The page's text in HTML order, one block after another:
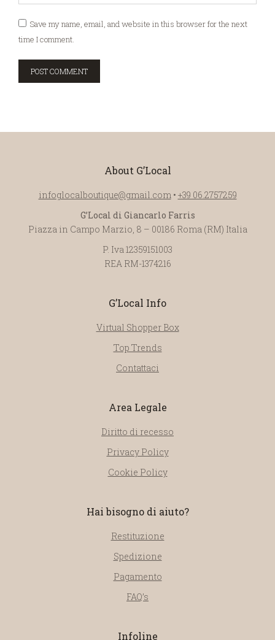
Save my name, email, and website in this browser for the next
time I comment.
POST COMMENT
About G’Local
infoglocalboutique@gmail.com• +39 06.2757259
G’Local di Giancarlo Farris
Piazza in Campo Marzio, 8 – 00186 Roma (RM) Italia
P. Iva 12359151003
REA RM-1374216
G’Local Info
Virtual Shopper Box
Top Trends
Contattaci
Area Legale
Diritto di recesso
Privacy Policy
Cookie Policy
Hai bisogno di aiuto?
Restituzione
Spedizione
Pagamento
FAQ’s
Infoline